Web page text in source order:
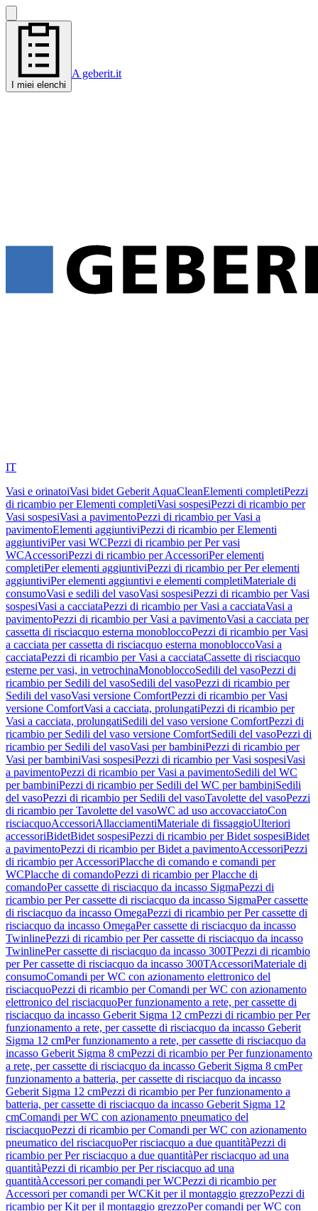
I miei elenchi
A geberit.it
IT
Vasi e orinatoiVasi bidet Geberit AquaCleanElementi completiPezzi
di ricambio per Elementi completiVasi sospesiPezzi di ricambio per
Vasi sospesiVasi a pavimentoPezzi di ricambio per Vasi a
pavimentoElementi aggiuntiviPezzi di ricambio per Elementi
aggiuntiviPer vasi WCPezzi di ricambio per Per vasi
WCAccessoriPezzi di ricambio per AccessoriPer elementi
completiPer elementi aggiuntiviPezzi di ricambio per Per elementi
aggiuntiviPer elementi aggiuntivi e elementi completiMateriale di
consumoVasi e sedili del vasoVasi sospesiPezzi di ricambio per Vasi
sospesiVasi a cacciataPezzi di ricambio per Vasi a cacciataVasi a
pavimentoPezzi di ricambio per Vasi a pavimentoVasi a cacciata per
cassetta di risciacquo esterna monobloccoPezzi di ricambio per Vasi
a cacciata per cassetta di risciacquo esterna monobloccoVasi a
cacciataPezzi di ricambio per Vasi a cacciataCassette di risciacquo
esterne per vasi, in vetrochinaMonobloccoSedili del vasoPezzi di
ricambio per Sedili del vasoSedili del vasoPezzi di ricambio per
Sedili del vasoVasi versione ComfortPezzi di ricambio per Vasi
versione ComfortVasi a cacciata, prolungatiPezzi di ricambio per
Vasi a cacciata, prolungatiSedili del vaso versione ComfortPezzi di
ricambio per Sedili del vaso versione ComfortSedili del vasoPezzi di
ricambio per Sedili del vasoVasi per bambiniPezzi di ricambio per
Vasi per bambiniVasi sospesiPezzi di ricambio per Vasi sospesiVasi
a pavimentoPezzi di ricambio per Vasi a pavimentoSedili del WC
per bambiniPezzi di ricambio per Sedili del WC per bambiniSedili
del vasoPezzi di ricambio per Sedili del vasoTavolette del vasoPezzi
di ricambio per Tavolette del vasoWC ad uso accovacciatoCon
risciacquoAccessoriAllacciamentiMateriale di fissaggioUlteriori
accessoriBidetBidet sospesiPezzi di ricambio per Bidet sospesiBidet
a pavimentoPezzi di ricambio per Bidet a pavimentoAccessoriPezzi
di ricambio per AccessoriPlacche di comando e comandi per
WCPlacche di comandoPezzi di ricambio per Placche di
comandoPer cassette di risciacquo da incasso SigmaPezzi di
ricambio per Per cassette di risciacquo da incasso SigmaPer cassette
di risciacquo da incasso OmegaPezzi di ricambio per Per cassette di
risciacquo da incasso OmegaPer cassette di risciacquo da incasso
TwinlinePezzi di ricambio per Per cassette di risciacquo da incasso
TwinlinePer cassette di risciacquo da incasso 300TPezzi di ricambio
per Per cassette di risciacquo da incasso 300TAccessoriMateriale di
consumoComandi per WC con azionamento elettronico del
risciacquoPezzi di ricambio per Comandi per WC con azionamento
elettronico del risciacquoPer funzionamento a rete, per cassette di
risciacquo da incasso Geberit Sigma 12 cmPezzi di ricambio per Per
funzionamento a rete, per cassette di risciacquo da incasso Geberit
Sigma 12 cmPer funzionamento a rete, per cassette di risciacquo da
incasso Geberit Sigma 8 cmPezzi di ricambio per Per funzionamento
a rete, per cassette di risciacquo da incasso Geberit Sigma 8 cmPer
funzionamento a batteria, per cassette di risciacquo da incasso
Geberit Sigma 12 cmPezzi di ricambio per Per funzionamento a
batteria, per cassette di risciacquo da incasso Geberit Sigma 12
cmComandi per WC con azionamento pneumatico del
risciacquoPezzi di ricambio per Comandi per WC con azionamento
pneumatico del risciacquoPer risciacquo a due quantitàPezzi di
ricambio per Per risciacquo a due quantitàPer risciacquo ad una
quantitàPezzi di ricambio per Per risciacquo ad una
quantitàAccessori per comandi per WCPezzi di ricambio per
Accessori per comandi per WCKit per il montaggio grezzoPezzi di
ricambio per Kit per il montaggio grezzoPer comandi per WC con